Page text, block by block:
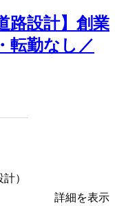
路設計】創業
転勤なし／
）
詳細を表示